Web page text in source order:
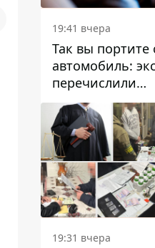
19:41 вчера
Так вы портите
автомобиль:
перечислили
привычки
которые на
вредят машине
19:31 вчера